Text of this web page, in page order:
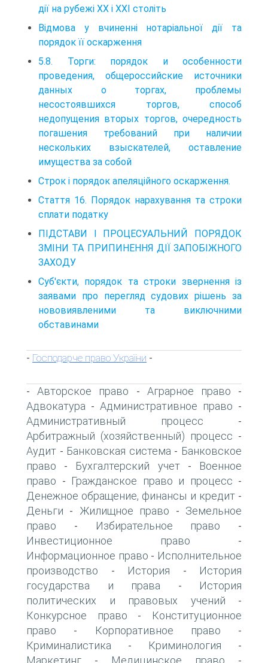
дії на рубежі XX і XXI століть
Відмова у вчиненні нотаріальної дії та
порядок її оскарження
5.8. Торги: порядок и особенности
проведения, общероссийские источники
данных о торгах, проблемы
несостоявшихся торгов, способ
недопущения вторых торгов, очередность
погашения требований при наличии
нескольких взыскателей, оставление
имущества за собой
Строк і порядок апеляційного оскарження.
Стаття 16. Порядок нарахування та строки
сплати податку
ПІДСТАВИ І ПРОЦЕСУАЛЬНИЙ ПОРЯДОК
ЗМІНИ ТА ПРИПИНЕННЯ ДІЇ ЗАПОБІЖНОГО
ЗАХОДУ
Суб'єкти, порядок та строки звернення із
заявами про перегляд судових рішень за
нововиявленими та виключними
обставинами
- Господарче право України -
-Авторское право - Аграрное право -
Адвокатура - Административное право -
Административный процесс -
Арбитражный (хозяйственный) процесс -
Аудит - Банковская система - Банковское
право - Бухгалтерский учет-
Военное
право - Гражданское право и процесс -
Денежное обращение, финансы и кредит-
Деньги - Жилищное право - Земельное
право - Избирательное право -
Инвестиционное право -
Информационное право - Исполнительное
производство - История -
История
государства и права -
История
политических и правовых учений -
Конкурсное право -
Конституционное
право - Корпоративное право -
Криминалистика - Криминология -
Маркетинг Медицинское право